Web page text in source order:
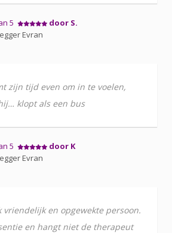
5
door S.
Evran
zijn tijd even om in te voelen,
klopt als een bus
5
door K
Evran
vriendelijk en opgewekte persoon.
en hangt niet de therapeut